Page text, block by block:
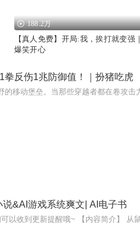
188.2万
【真人免费】开局:我，挨打就变强｜
爆笑开心
拳反伤1兆防御值！｜扮猪吃虎
&AI游戏系统爽文| AI电子书